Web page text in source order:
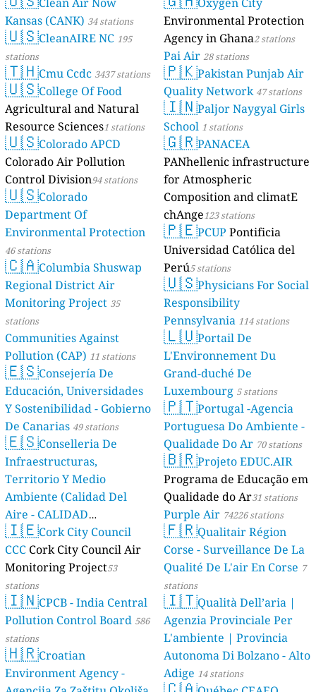
Kansas (CANK) 34 stations
🇺🇸CleanAIRE NC 195
stations
🇹🇭Cmu Ccdc 3437 stations
🇺🇸College Of Food
Agricultural and Natural
Resource Sciences1 stations
🇺🇸Colorado APCD
Colorado Air Pollution
Control Division94 stations
🇺🇸Colorado
Department Of
Environmental Protection
46 stations
🇨🇦Columbia Shuswap
Regional District Air
Monitoring Project 35
stations
Communities Against
Pollution (CAP) 11 stations
🇪🇸Consejería De
Educación, Universidades
Y Sostenibilidad - Gobierno
De Canarias 49 stations
🇪🇸Conselleria De
Infraestructuras,
Territorio Y Medio
Ambiente (Calidad Del
Aire - CALIDAD
AMBIENTAL) 23 stations
🇮🇪Cork City Council
CCC Cork City Council Air
Monitoring Project53
stations
🇮🇳CPCB - India Central
Pollution Control Board 586
stations
🇭🇷Croatian
Environment Agency -
Environmental Protection
Agency in Ghana2 stations
Pai Air 28 stations
🇵🇰Pakistan Punjab Air
Quality Network 47 stations
🇮🇳Paljor Naygyal Girls
School 1 stations
🇬🇷PANACEA
PANhellenic infrastructure
for Atmospheric
Composition and climatE
chAnge123 stations
🇵🇪PCUP Pontificia
Universidad Católica del
Perú5 stations
🇺🇸Physicians For Social
Responsibility
Pennsylvania 114 stations
🇱🇺Portail De
L'Environnement Du
Grand-duché De
Luxembourg 5 stations
🇵🇹Portugal -Agencia
Portuguesa Do Ambiente -
Qualidade Do Ar 70 stations
🇧🇷Projeto EDUC.AIR
Programa de Educação em
Qualidade do Ar31 stations
Purple Air 74226 stations
🇫🇷Qualitair Région
Corse - Surveillance De La
Qualité De L'air En Corse 7
stations
🇮🇹Qualità Dell’aria |
Agenzia Provinciale Per
L'ambiente | Provincia
Autonoma Di Bolzano - Alto
Adige 14 stations